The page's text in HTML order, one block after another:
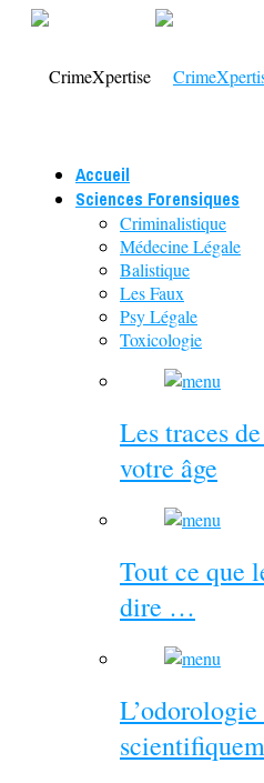
Accueil
Sciences Forensiques
Criminalistique
Médecine Légale
Balistique
Les Faux
Psy Légale
Toxicologie
Les traces
votre âge
Tout ce que
dire …